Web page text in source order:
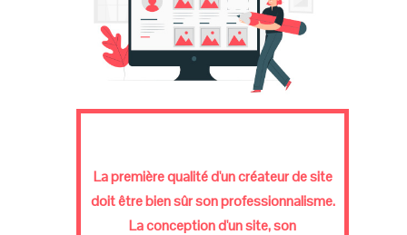
La première qualité d'un créateur de site
doit être bien sûr son professionnalisme.
La conception d'un site, son